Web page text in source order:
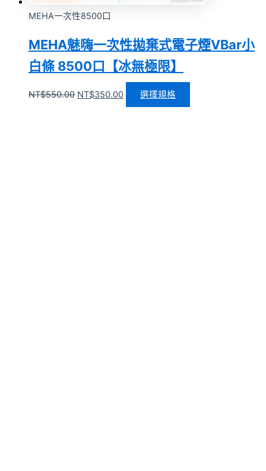
MEHA一次性8500口
MEHA魅嗨一次性拋棄式電子煙VBar小
白條 8500口【冰無極限】
NT$550.00 NT$350.00 選擇規格